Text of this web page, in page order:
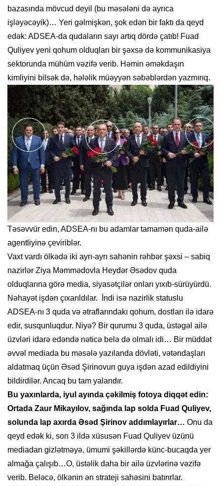
bazasında mövcud deyil (bu məsələni də ayrıca
işləyəcəyik)… Yeri gəlmişkən, şok edən bir faktı da qeyd
edək: ADSEA-da qudaların sayı artıq dördə çatıb! Fuad
Quliyev yeni qohum olduqları bir şəxsə də kommunikasiya
sektorunda mühüm vəzifə verib. Həmin əməkdaşın
kimliyini bilsək də, hələlik müəyyən səbəblərdən yazmırıq.
Təsəvvür edin, ADSEA-nı bu adamlar tamamən quda-ailə
agentliyinə çeviriblər.
Vaxt vardı ölkədə iki ayrı-ayrı sahənin rəhbər şəxsi – sabiq
nazirlər Ziya Məmmədovla Heydər Əsədov quda
olduqlarına görə media, siyasətçilər onları yıxıb-sürüyürdü.
Nəhayət işdən çıxarıldılar. İndi isə nazirlik statuslu
ADSEA-nı 3 quda və ətraflarındakı qohum, dostları ilə idarə
edir, susqunluqdur. Niyə? Bir qurumu 3 quda, üstəgəl ailə
üzvləri idarə edəndə nəticə belə də olmalı idi… Bir müddət
əvvəl mediada bu məsələ yazılanda dövləti, vətəndaşları
aldatmaq üçün Əsəd Şirinovun guya işdən azad edildiyini
bildirdilər. Ancaq bu tam yalandır.
Bu yaxınlarda, iyul ayında çəkilmiş fotoya diqqət edin:
Ortada Zaur Mikayılov, sağında lap solda Fuad Quliyev,
solunda lap axırda Əsəd Şirinov addımlayırlar… Onu da
qeyd edək ki, son 3 ildə xüsusən Fuad Quliyev üzünü
mediadan gizlətməyə, ümumi şəkillərdə künc-bucaqda yer
almağa çalışıb…O, üstəlik daha bir ailə üzvlərinə vəzifə
verib. Beləcə, ölkənin ən strateji sahəsini batırırlar.